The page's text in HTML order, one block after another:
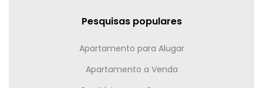
Pesquisas populares
Apartamento para Alugar
Apartamento a Venda